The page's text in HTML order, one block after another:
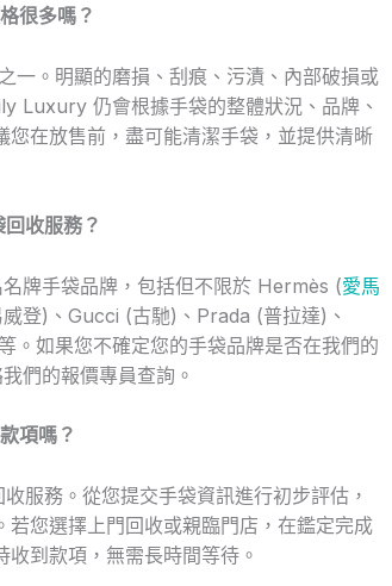
很多嗎？
一。明顯的磨損、刮痕、污漬、內部破損或
Luxury 仍會根據手袋的整體狀況、品牌、
在放售前，盡可能清潔手袋，並提供清晰
收服務？
牌手袋品牌，包括但不限於 Hermès (愛馬
登)、Gucci (古馳)、Prada (普拉達)、
。如果您不確定您的手袋品牌是否在我們的
們的報價專員查詢。
項嗎？
服務。從您提交手袋資訊進行初步評估，
您選擇上門回收或親臨門店，在鑑定完成
到款項，無需長時間等待。